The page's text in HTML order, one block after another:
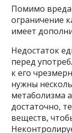
Помимо вреда
ограничение
имеет
Недостаток
перед
к его
нужны
метаболизма
достаточно,
веществ,